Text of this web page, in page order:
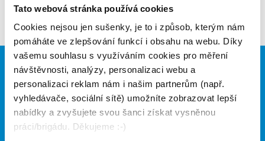
Tato webová stránka používá cookies
Cookies nejsou jen sušenky, je to i způsob, kterým nám
pomáháte ve zlepšování funkcí i obsahu na webu. Díky
vašemu souhlasu s využíváním cookies pro měření
návštěvnosti, analýzy, personalizaci webu a
personalizaci reklam nám i našim partnerům (např.
vyhledávače, sociální sítě) umožníte zobrazovat lepší
nabídky a zvyšujete svou šanci získat vysněnou
práci/brigádu. Děkujeme :-)
Zpět
Brigádníci
Články
Hledané brigády
Firmy
Vložit inzerát
Ceník